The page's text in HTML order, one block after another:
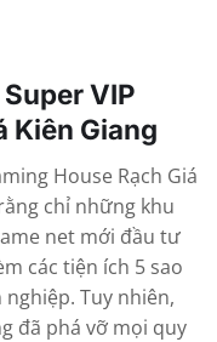
VIP
Kiên Giang
House Rạch Giá
chỉ những khu
net mới đầu tư
các tiện ích 5 sao
Tuy nhiên,
đã phá vỡ mọi quy